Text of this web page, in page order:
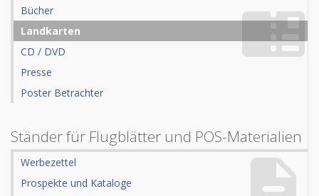
Bücher
Landkarten
CD / DVD
Presse
Poster Betrachter
Ständer für Flugblätter und POS-Materialien
Werbezettel
Prospekte und Kataloge